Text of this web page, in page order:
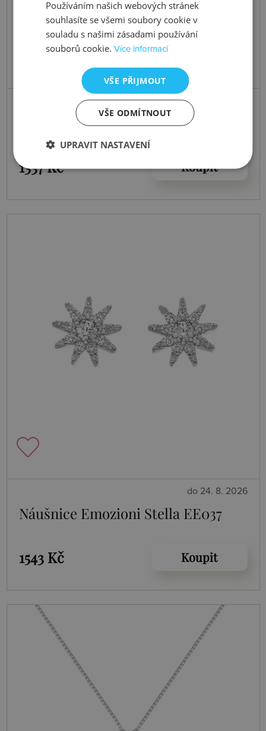
do 24. 8. 2026
Přívěsek Emozioni Spirzzare Coin
EC460-461
1337 Kč
Koupit
do 24. 8. 2026
Náušnice Emozioni Stella EE037
1543 Kč Koupit
Používáním našich webových stránek
souhlasíte se všemi soubory cookie v
souladu s našimi zásadami používání
souborů cookie.Více informací
VŠE PŘIJMOUT
VŠE ODMÍTNOUT
UPRAVIT NASTAVENÍ